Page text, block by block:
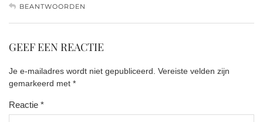
BEANTWOORDEN
GEEF EEN REACTIE
Je e-mailadres wordt niet gepubliceerd. Vereiste velden zijn
gemarkeerd met *
Reactie *